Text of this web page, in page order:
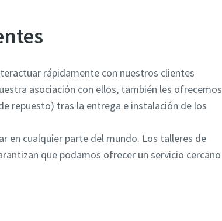
rápidamente con nuestros clientes
asociación con ellos, también les ofrecemos
repuesto) tras la entrega e instalación de los
en cualquier parte del mundo. Los talleres de
que podamos ofrecer un servicio cercano